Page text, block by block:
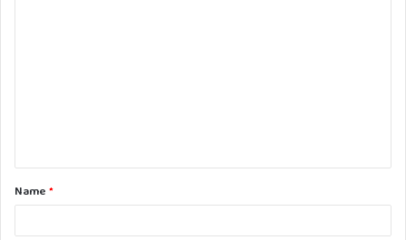
t
*Name *